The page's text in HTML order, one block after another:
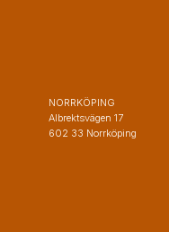
NORRKÖPING
Albrektsvägen 17
602 33 Norrköping